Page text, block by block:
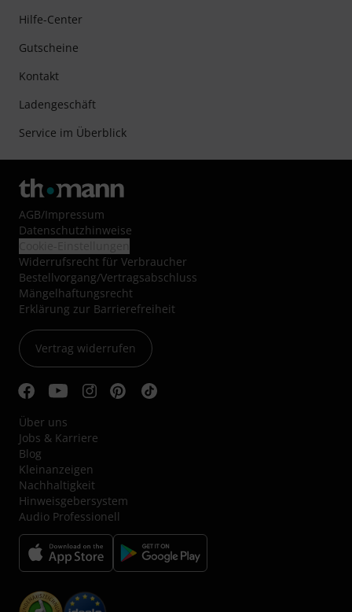
Hilfe-Center
Gutscheine
Kontakt
Ladengeschäft
Service im Überblick
AGB/Impressum
Datenschutzhinweise
Widerrufsrecht für Verbraucher
Bestellvorgang/Vertragsabschluss
Mängelhaftungsrecht
Erklärung zur Barrierefreiheit
Vertrag widerrufen
Über uns
Jobs & Karriere
Blog
Kleinanzeigen
Nachhaltigkeit
Hinweisgebersystem
Audio Professionell